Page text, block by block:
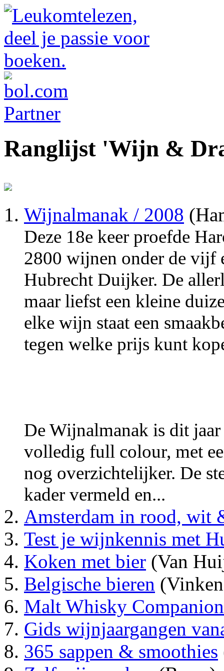
Ranglijst 'Wijn &
Wijnalmanak / 2008
Deze 18e keer proefde
2800 wijnen onder de vijf
Hubrecht Duijker. De
maar liefst een kleine
elke wijn staat een
tegen welke prijs kunt
De Wijnalmanak is dit
volledig full colour, met
nog overzichtelijker. De
kader vermeld en...
Amsterdam in rood, wit
Test je wijnkennis met
Koken met bier (Van
Belgische bieren
Malt Whisky Companion
Gids wijnjaargangen
365 sappen & smoothies